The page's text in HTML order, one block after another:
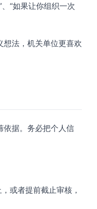
“如果让你组织一次
想法，机关单位更喜欢
依据。务必把个人信
或者提前截止审核，